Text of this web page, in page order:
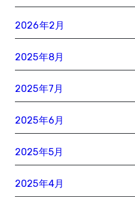
2026年2月
2025年8月
2025年7月
2025年6月
2025年5月
2025年4月